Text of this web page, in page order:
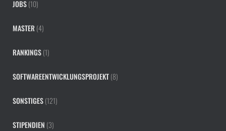
JOBS(10)
MASTER (4)
RANKINGS(1)
SOFTWAREENTWICKLUNGSPROJEKT(8)
SONSTIGES(121)
STIPENDIEN (3)